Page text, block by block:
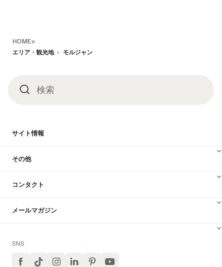
HOME>
エリア・観光地
モルジャン
検 検索
サイト情報
その他
コンタクト
メールマガジン
SNS
FacebookTikTokイ
LinkedInPinterest
ユ